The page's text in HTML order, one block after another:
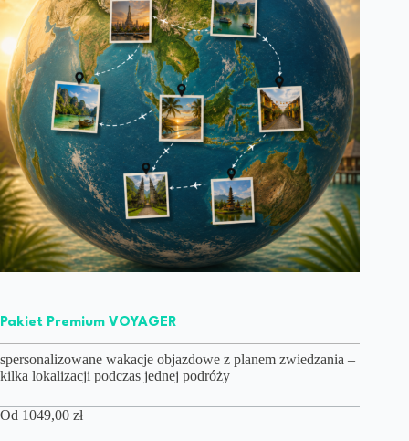
Pakiet Premium VOYAGER
spersonalizowane wakacje objazdowe z planem zwiedzania –
kilka lokalizacji podczas jednej podróży
Od 1049,00 zł